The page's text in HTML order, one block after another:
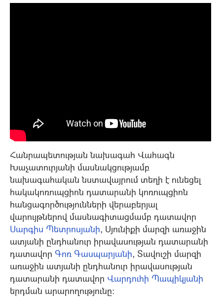
Հանրապետության նախագահ Վահագն
Խաչատուրյանի մասնակցությամբ
նախագահական նստավայրում տեղի է ունեցել
hակակոռուպցիոն դատարանի կոռուպցիոն
հանցագործությունների վերաբերյալ
վարույթներով մասնագիտացմամբ դատավոր
Սարգիս Պետրոսյանի, Սյունիքի մարզի առաջին
ատյանի ընդհանուր իրավասության դատարանի
դատավոր Գոռ Գասպարյանի, Տավուշի մարզի
առաջին ատյանի ընդհանուր իրավասության
դատարանի դատավոր Վարդուհի Պապիկյանի
երդման արարողությունը: